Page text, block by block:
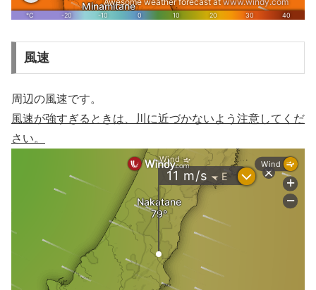
風速
周辺の風速です。
風速が強すぎるときは、川に近づかないよう注意してくだ
さい。